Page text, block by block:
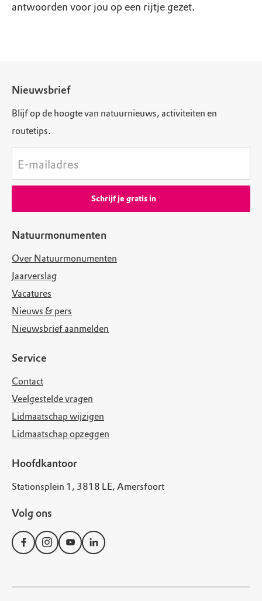
antwoorden voor jou op een rijtje gezet.
Natuurmonumenten
Over Natuurmonumenten
Jaarverslag
Vacatures
Nieuws & pers
Nieuwsbrief aanmelden
Service
Contact
Veelgestelde vragen
Lidmaatschap wijzigen
Lidmaatschap opzeggen
Hoofdkantoor
Stationsplein 1, 3818 LE, Amersfoort
Volg ons
Nieuwsbrief
Blijf op de hoogte van natuurnieuws, activiteiten en
routetips.
E-mailadres
Schrijf je gratis in